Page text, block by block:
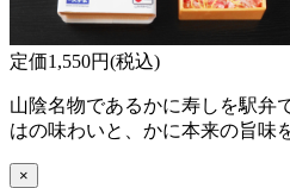
定価1,550円(税込)
山陰名物であるかに寿しを駅弁
はの味わいと、かに本来の旨味
×